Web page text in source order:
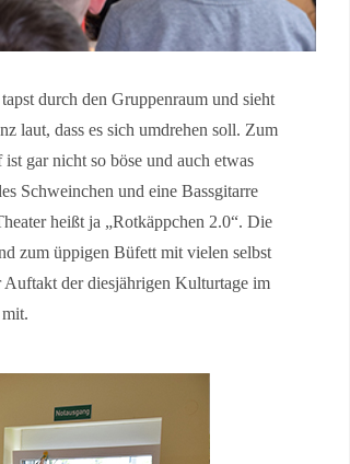
durch den Gruppenraum und sieht
laut, dass es sich umdrehen soll. Zum
gar nicht so böse und auch etwas
Schweinchen und eine Bassgitarre
heißt ja „Rotkäppchen 2.0“. Die
zum üppigen Büfett mit vielen selbst
Auftakt der diesjährigen Kulturtage im